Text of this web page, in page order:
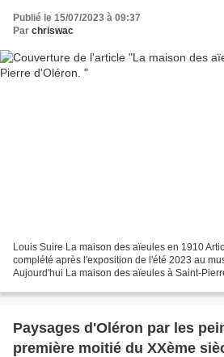
Publié le 15/07/2023 à 09:37
Par chriswac
Louis Suire La maison des aïeules en 1910
complété après l'exposition de l'été 2023 au
Aujourd'hui La maison des aïeules à Saint-
Paysages d'Oléron par les
première moitié du XXème